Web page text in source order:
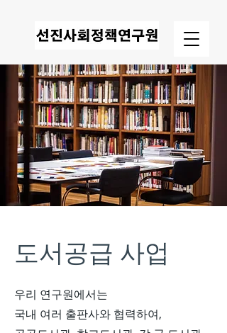
도서공급 사업
우리 연구원에서는
국내 여러 출판사와 협력하여,